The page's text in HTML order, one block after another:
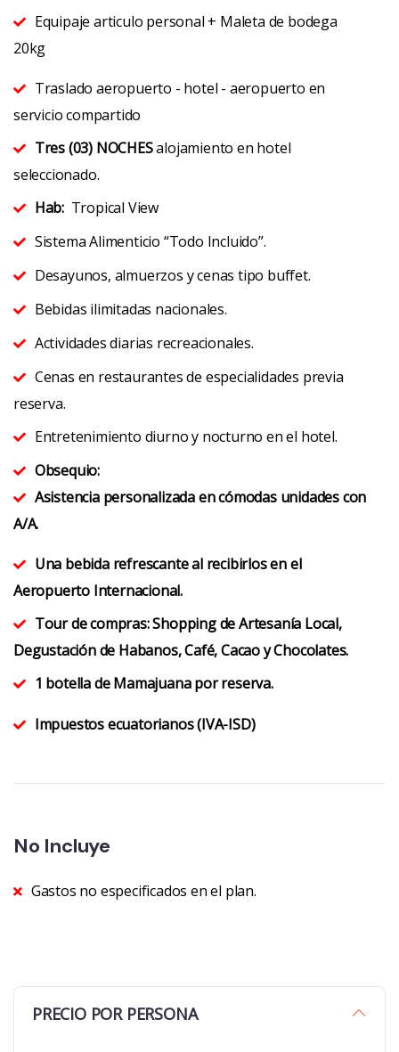
Equipaje articulo personal + Maleta de bodega
20kg
Traslado aeropuerto - hotel - aeropuerto en
servicio compartido
Tres (03) NOCHESalojamiento en hotel
seleccionado.
Hab: Tropical View
Sistema Alimenticio “Todo Incluido”.
Desayunos, almuerzos y cenas tipo buffet.
Bebidas ilimitadas nacionales.
Actividades diarias recreacionales.
Cenas en restaurantes de especialidades previa
reserva.
Entretenimiento diurno y nocturno en el hotel.
Obsequio:
Asistencia personalizada en cómodas unidades con
A/A.
Una bebida refrescante al recibirlos en el
Aeropuerto Internacional.
Tour de compras: Shopping de Artesanía Local,
Degustación de Habanos, Café, Cacao y Chocolates.
1 botella de Mamajuana por reserva.
Impuestos ecuatorianos (IVA-ISD)
No Incluye
Gastos no especificados en el plan.
PRECIO POR PERSONA